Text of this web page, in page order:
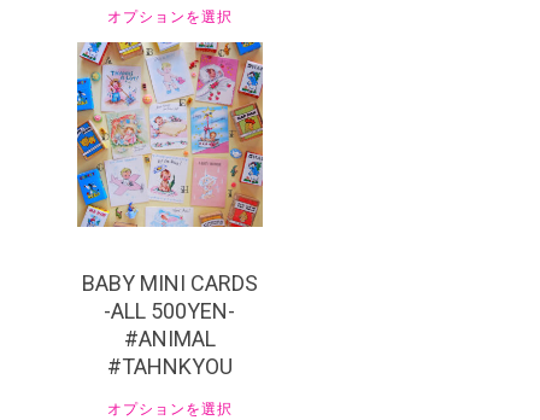
オプションを選択
¥550
BABY MINI CARDS
-ALL 500YEN-
#ANIMAL
#TAHNKYOU
オプションを選択